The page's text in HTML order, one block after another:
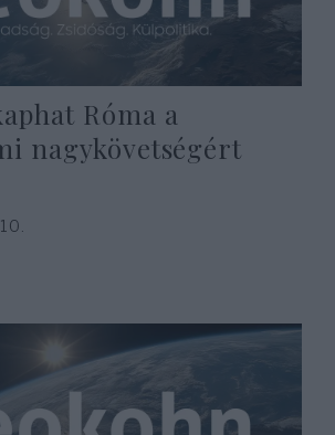
Róma a
nagykövetségért